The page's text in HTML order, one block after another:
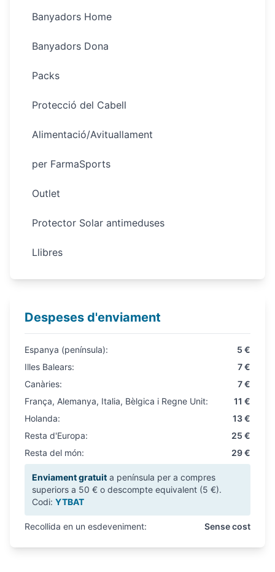
Banyadors Home
Banyadors Dona
Packs
Protecció del Cabell
Alimentació/Avituallament
per FarmaSports
Outlet
Protector Solar antimeduses
Llibres
Despeses d'enviament
Espanya (península):
5 €
Illes Balears:
7 €
Canàries:
7 €
França, Alemanya, Italia, Bèlgica i Regne Unit:
11 €
Holanda:
13 €
Resta d'Europa:
25 €
Resta del món:
29 €
Enviament gratuit a península per a compres
superiors a 50 € o descompte equivalent (5 €).
Codi: YTBAT
Recollida en un esdeveniment: Sense cost